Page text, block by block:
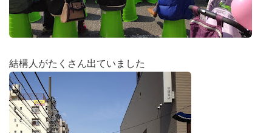
結構人がたくさん出ていました